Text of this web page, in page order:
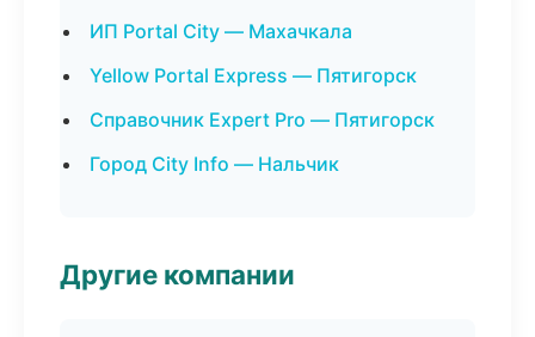
ИП Portal City — Махачкала
Yellow Portal Express — Пятигорск
Справочник Expert Pro — Пятигорск
Город City Info — Нальчик
Другие компании